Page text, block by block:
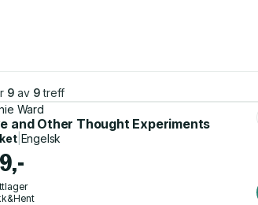
9 av 9 treff
Ward
and Other Thought Experiments
| Engelsk